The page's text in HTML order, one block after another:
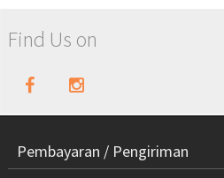
Find Us on
Pembayaran / Pengiriman